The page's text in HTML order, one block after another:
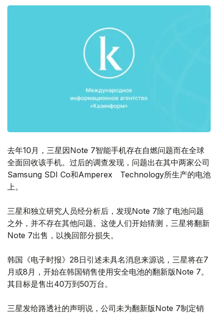
去年10月，三星因Note 7智能手机存在自燃问题而在全球
全面回收该手机。过后的调查发现，问题出在其中两家公司
Samsung SDI Co和Amperex Technology所生产的电池
上。
三星和独立研究人员经分析后，发现Note 7除了电池问题
之外，并不存在其他问题。这使人们开始猜测，三星将翻新
Note 7出售，以挽回部分损失。
韩国《电子时报》28日引述未具名消息来源说，三星将在7
月或8月，开始在韩国销售使用安全电池的翻新版Note 7。
其目标是售出40万到50万台。
三星发给路透社的声明说，公司未为翻新版Note 7制定销